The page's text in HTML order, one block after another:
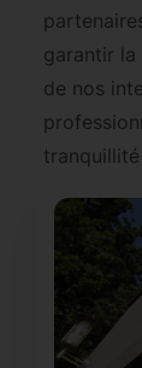
garantir
de nos